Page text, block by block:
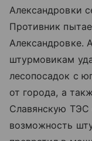
Александровки
Противник
Александровке.
штурмовикам
лесопосадок с
от города, а
Славянскую ТЭС
возможность